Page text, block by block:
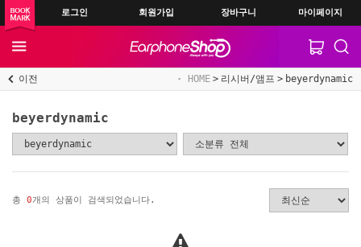
로그인 회원가입 장바구니 마이페이지
이전 HOME 리시버/앰프 beyerdynamic
beyerdynamic
총 0개의 상품이 검색되었습니다.